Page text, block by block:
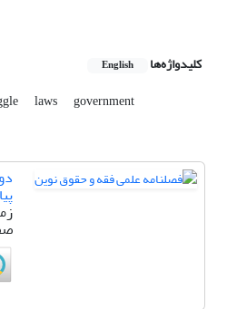
کلیدواژه‌ها English
laws government